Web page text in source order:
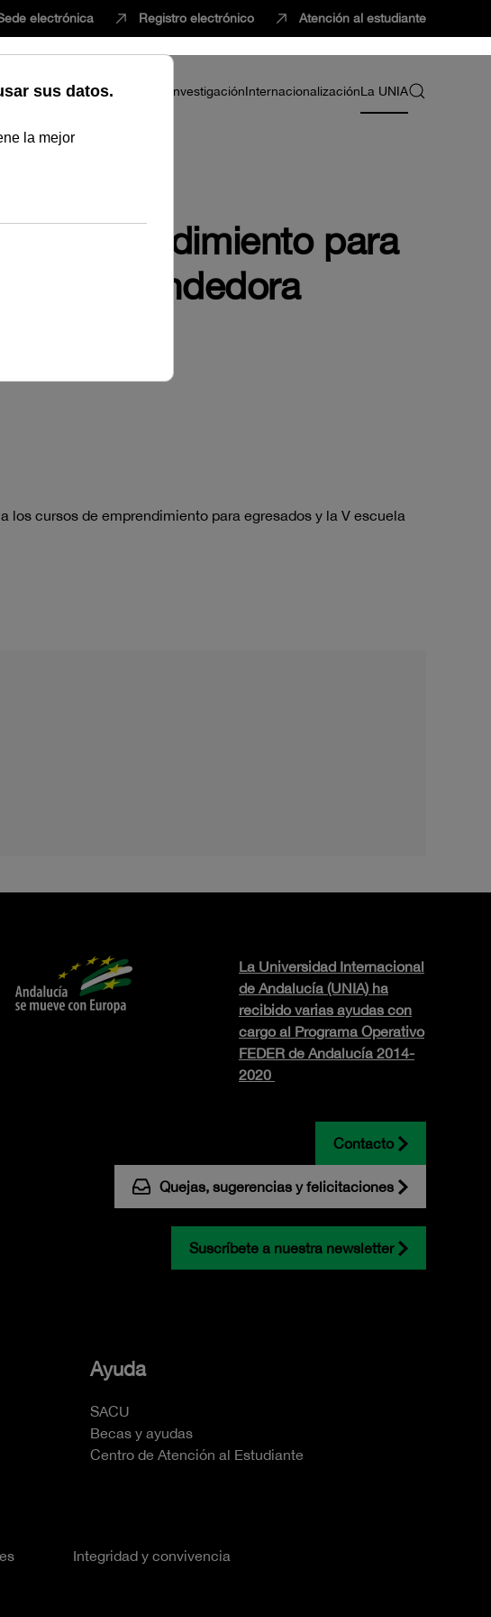
electrónica Registro electrónico Atención al estudiante
Vida universitariaProfesorado InvestigaciónInternacionalizaciónLa UNIA
emprendimiento para
emprendedora
los cursos de emprendimiento para egresados y la V escuela
La Universidad Internacional
de Andalucía (UNIA) ha
recibido varias ayudas con
cargo al Programa Operativo
FEDER de Andalucía 2014-
2020
Contacto
Quejas, sugerencias y felicitaciones
Suscríbete a nuestra newsletter
Ayuda
SACU
Becas y ayudas
Centro de Atención al Estudiante
Integridad y convivencia